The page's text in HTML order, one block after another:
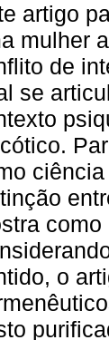
artigo
mulher
de
se
o